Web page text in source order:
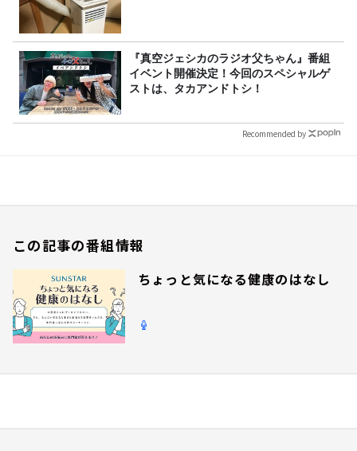
『真空ジェシカのラジオ父ちゃん』番組
イベント開催決定！今回のスペシャルゲ
ストは、タカアンドトシ！
Recommended by
この記事の番組情報
ちょっと気になる健康のはなし